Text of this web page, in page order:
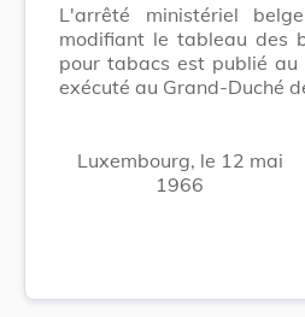
L'arrêté ministériel
modifiant le tableau des
pour tabacs est publié au
exécuté au Grand-Duché
Luxembourg, le 12 mai
1966